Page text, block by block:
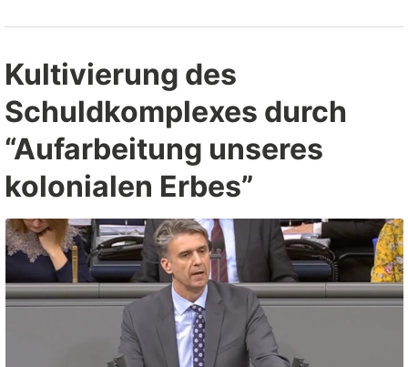
Kultivierung des
Schuldkomplexes durch
“Aufarbeitung unseres
kolonialen Erbes”